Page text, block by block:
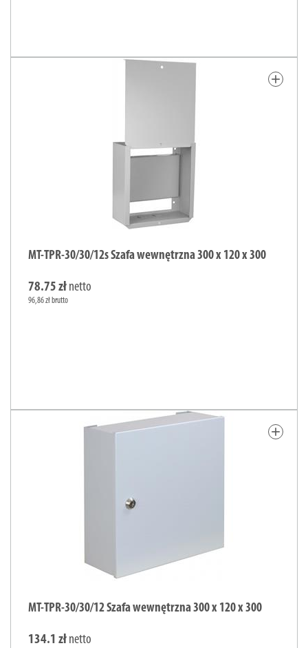
add
MT-TPR-30/30/12s Szafa wewnętrzna 300 x 120 x 300
78.75 zł netto
96,86 zł brutto
add
MT-TPR-30/30/12 Szafa wewnętrzna 300 x 120 x 300
134.1 zł netto